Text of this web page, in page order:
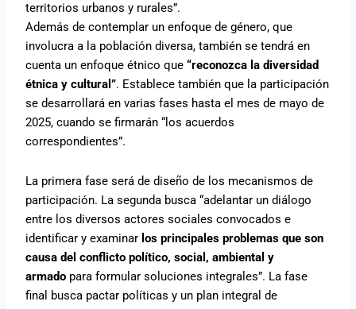
territorios urbanos y rurales”.
Además de contemplar un enfoque de género, que
involucra a la población diversa, también se tendrá en
cuenta un enfoque étnico que“reconozca la diversidad
étnica y cultural”. Establece también que la participación
se desarrollará en varias fases hasta el mes de mayo de
2025, cuando se firmarán “los acuerdos
correspondientes”.
La primera fase será de diseño de los mecanismos de
participación. La segunda busca “adelantar un diálogo
entre los diversos actores sociales convocados e
identificar y examinar los principales problemas que son
causa del conflicto político, social, ambiental y
armado para formular soluciones integrales”. La fase
final busca pactar políticas y un plan integral de